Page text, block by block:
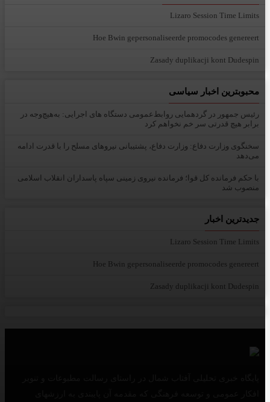
Lizaro Session Time Limits
Hoe Bwin gepersonaliseerde promocodes genereert
Zasady duplikacji kont Dudespin
محبوبترین اخبار سیاسی
رئیس جمهور در گردهمایی روابط‌عمومی دستگاه های اجرایی: به‌هیچ‌وجه در
برابر هیچ قدرتی سر خم نخواهم کرد
سخنگوی وزارت دفاع: وزارت دفاع، پشتیبانی نیرو‌های مسلح را با قدرت ادامه
می‌دهد
با حکم فرمانده کل قوا؛ فرمانده نیروی زمینی سپاه پاسداران انقلاب اسلامی
منصوب شد
جدیدترین اخبار
Lizaro Session Time Limits
Hoe Bwin gepersonaliseerde promocodes genereert
Zasady duplikacji kont Dudespin